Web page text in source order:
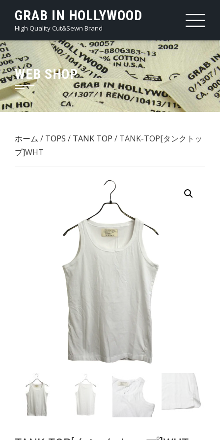
content
GRAB IN HOLLYWOOD
High Quality Cut&Sewn Brand
WEB SHOP
ホーム / TOPS / TANK TOP / TANK-TOP[タンクトッ
プ]WHT